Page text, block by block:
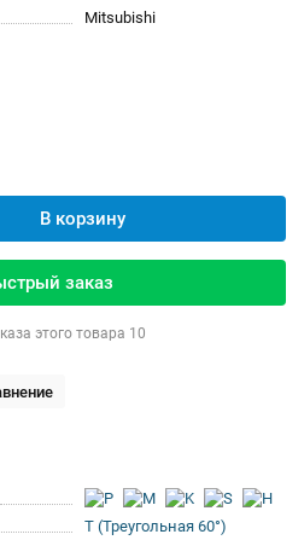
Mitsubishi
В корзину
заказ
этого товара 10
T (Треугольная 60°)